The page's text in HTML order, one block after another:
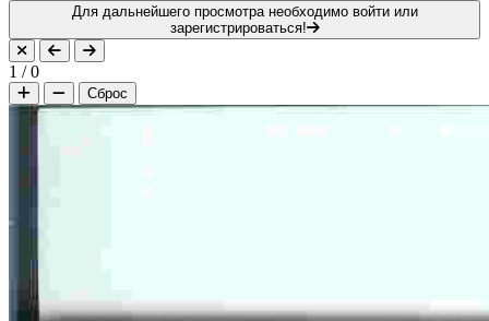
Для дальнейшего просмотра необходимо войти или
зарегистрироваться!
1 /0
Сброс